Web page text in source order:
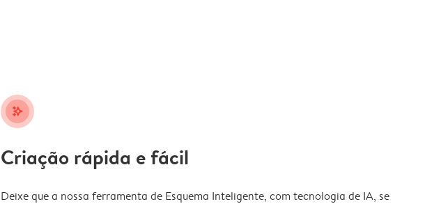
stars_plus
Criação rápida e fácil
Deixe que a nossa ferramenta de Esquema Inteligente, com tecnologia de IA, se